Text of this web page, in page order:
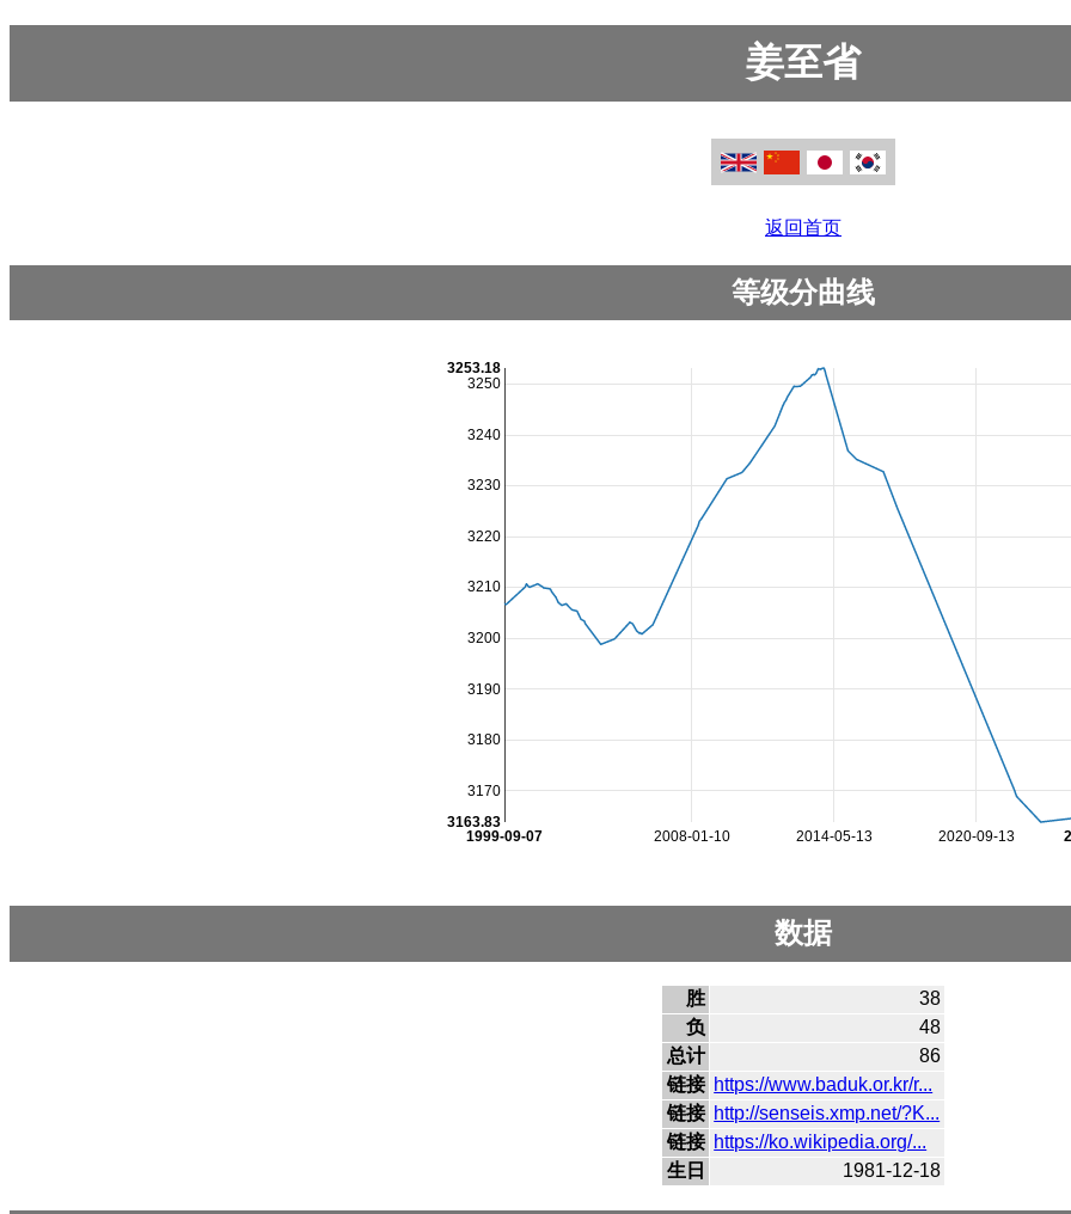
姜至省
返回首页
等级分曲线
2008-01-10 2014-05-13 2020-09-13
1999-09-07
3170
3180
3190
3200
3210
3220
3230
3240
3250
3163.83
3253.18
数据
胜
38
负
48
总计
86
链接 https://www.baduk.or.kr/r...
链接 http://senseis.xmp.net/?K...
链接 https://ko.wikipedia.org/...
生日
1981-12-18